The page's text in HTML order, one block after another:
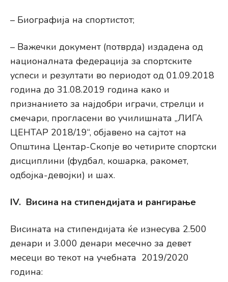
– Биографија на спортистот;
– Важечки документ (потврда) издадена од
националната федерација за спортските
успеси и резултати во периодот од 01.09.2018
година до 31.08.2019 година како и
признанието за најдобри играчи, стрелци и
смечари, прогласени во училишната „ЛИГА
ЦЕНТАР 2018/19“, објавено на сајтот на
Општина Центар-Скопје во четирите спортски
дисциплини (фудбал, кошарка, ракомет,
одбојка-девојки) и шах.
IV. Висина на стипендијата и рангирање
Висината на стипендијата ќе изнесува 2.500
денари и 3.000 денари месечно за девет
месеци во текот на учебната 2019/2020
година: